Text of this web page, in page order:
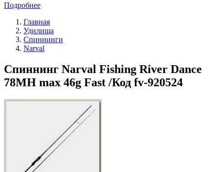
Подробнее
Главная
Удилища
Спиннинги
Narval
Спиннинг Narval Fishing River Dance
78MH max 46g Fast /Код fv-920524